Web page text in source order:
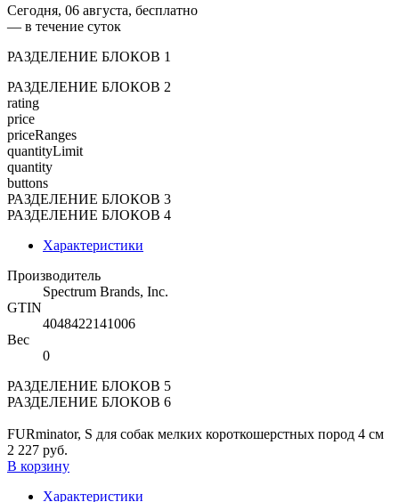
Сегодня, 06 августа, бесплатно
— в течение суток
РАЗДЕЛЕНИЕ БЛОКОВ 1
РАЗДЕЛЕНИЕ БЛОКОВ 2
rating
price
priceRanges
quantityLimit
quantity
buttons
РАЗДЕЛЕНИЕ БЛОКОВ 3
РАЗДЕЛЕНИЕ БЛОКОВ 4
Характеристики
Производитель
Spectrum Brands, Inc.
GTIN
4048422141006
Вес
0
РАЗДЕЛЕНИЕ БЛОКОВ 5
РАЗДЕЛЕНИЕ БЛОКОВ 6
FURminator, S для собак мелких короткошерстных пород 4 см
2 227 руб.
В корзину
Характеристики